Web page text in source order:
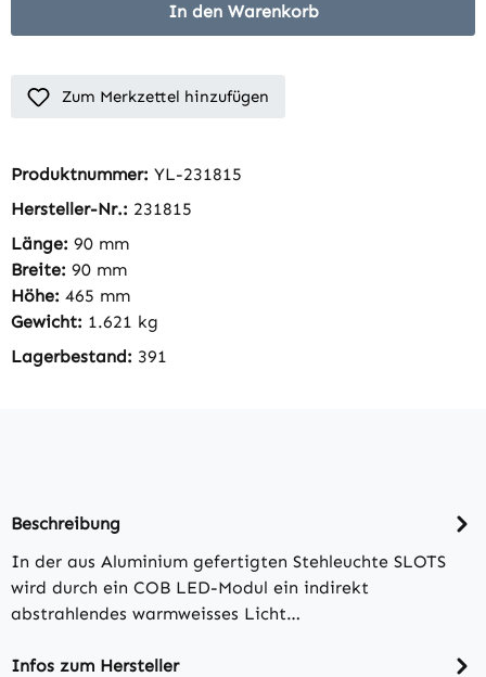
In den Warenkorb
Zum Merkzettel hinzufügen
Produktnummer: YL-231815
Hersteller-Nr.: 231815
Länge: 90 mm
Breite: 90 mm
Höhe: 465 mm
Gewicht: 1.621 kg
Lagerbestand: 391
Beschreibung
In der aus Aluminium gefertigten Stehleuchte SLOTS
wird durch ein COB LED-Modul ein indirekt
abstrahlendes warmweisses Licht…
Infos zum Hersteller